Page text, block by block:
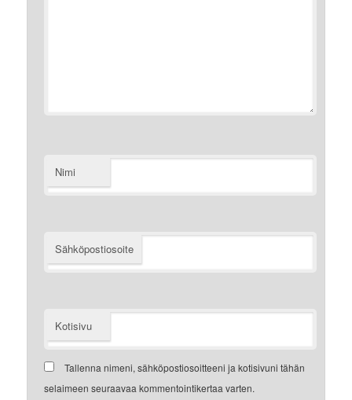
Nimi
Sähköpostiosoite
Kotisivu
Tallenna nimeni, sähköpostiosoitteeni ja kotisivuni tähän
selaimeen seuraavaa kommentointikertaa varten.